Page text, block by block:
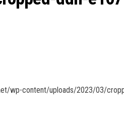
wp-content/uploads/2023/03/